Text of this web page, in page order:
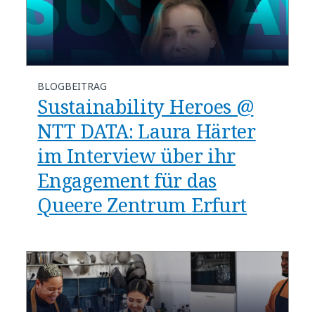
BLOGBEITRAG
Sustainability Heroes @
NTT DATA: Laura Härter
im Interview über ihr
Engagement für das
Queere Zentrum Erfurt